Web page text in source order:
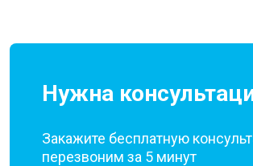
Нужна
Закажите бесплатную
перезвоним за 5 минут